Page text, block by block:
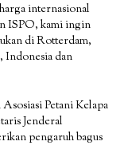
internasional
ISPO, kami ingin
di Rotterdam,
Indonesia dan
Petani Kelapa
Jenderal
pengaruh bagus